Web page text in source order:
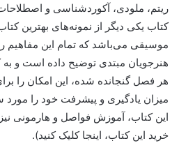
ریتم، ملودی، آکوردشناسی و
کتاب یکی دیگر از نمونه‌های بهترین
موسیقی می‌باشد که تمام این مفاهیم
هنرجویان مبتدی توضیح داده است و به
هر فصل گنجانده شده، این امکان را
میزان یادگیری و پیشرفت خود را
این کتاب، آموزش فواصل و هارمونی
خرید این کتاب، اینجا کلیک کنید).